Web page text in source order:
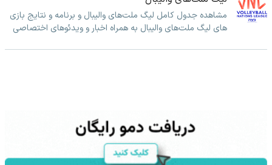
مشاهده جدول کامل لیگ ملت‌های والیبال و برنامه و نتایج بازی
های لیگ ملت‌های والیبال به همراه اخبار و ویدئوهای اختصاصی